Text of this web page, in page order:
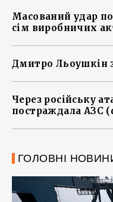
Масований удар
сім виробничих
Дмитро Льоушкін
Через російську
постраждала АЗС
ГОЛОВНІ